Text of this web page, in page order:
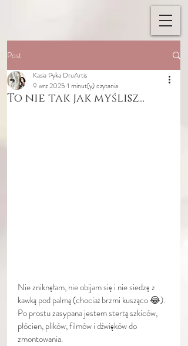
Post
To nie tak jak myślisz...
Kasia Pyka DruArtis
9 wrz 2025 1 minut(y) czytania
Nie zniknęłam, nie obijam się i nie siedzę z
kawką pod palmą (chociaż brzmi kusząco 😂).
Po prostu zasypana jestem stertą szkiców,
płócien, plików, filmów i dźwięków do
zmontowania.